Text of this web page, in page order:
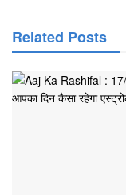
Related Posts